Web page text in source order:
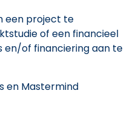
een project te
of een financieel
en/of financiering aan te
en Mastermind